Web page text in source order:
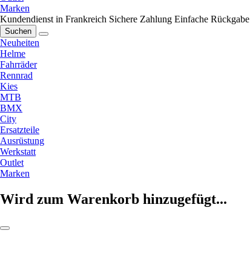
Marken
Kundendienst in Frankreich Sichere Zahlung Einfache Rückgabe
Suchen
Neuheiten
Helme
Fahrräder
Rennrad
Kies
MTB
BMX
City
Ersatzteile
Ausrüstung
Werkstatt
Outlet
Marken
Wird zum Warenkorb hinzugefügt...